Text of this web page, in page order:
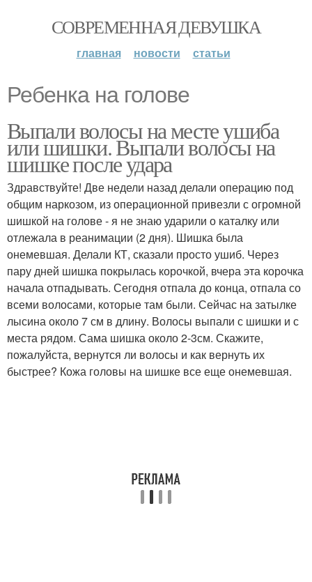
СОВРЕМЕННАЯ ДЕВУШКА
главная новости статьи
Ребенка на голове
Выпали волосы на месте ушиба
или шишки. Выпали волосы на
шишке после удара
Здравствуйте! Две недели назад делали операцию под
общим наркозом, из операционной привезли с огромной
шишкой на голове - я не знаю ударили о каталку или
отлежала в реанимации (2 дня). Шишка была
онемевшая. Делали КТ, сказали просто ушиб. Через
пару дней шишка покрылась корочкой, вчера эта корочка
начала отпадывать. Сегодня отпала до конца, отпала со
всеми волосами, которые там были. Сейчас на затылке
лысина около 7 см в длину. Волосы выпали с шишки и с
места рядом. Сама шишка около 2-3см. Скажите,
пожалуйста, вернутся ли волосы и как вернуть их
быстрее? Кожа головы на шишке все еще онемевшая.